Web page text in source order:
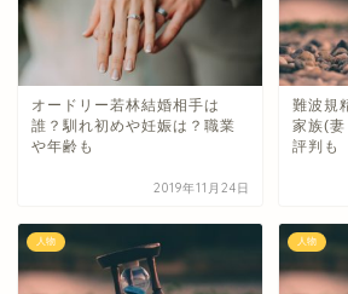
オードリー若林結婚相手は
誰？馴れ初めや妊娠は？職業
や年齢も
2019年11月24日
難波規
家族(妻
評判も
人物 人物